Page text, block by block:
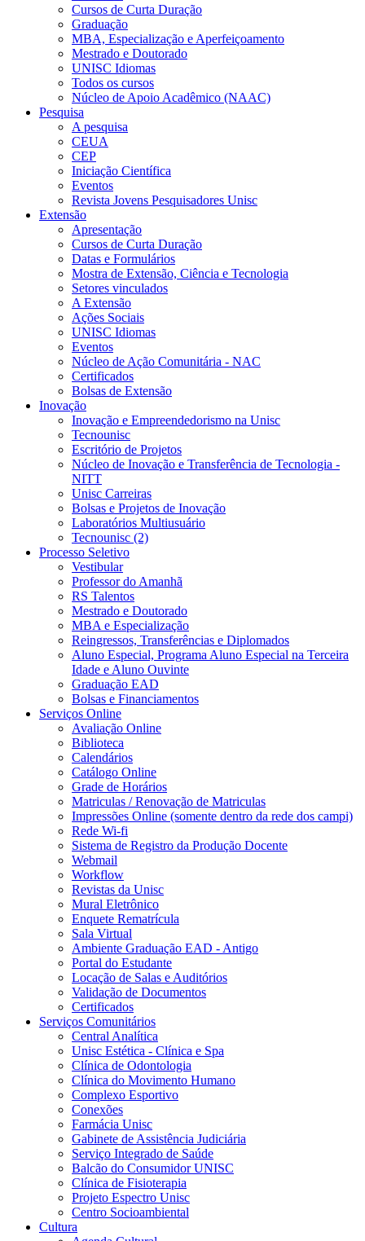
Cursos de Curta Duração
Graduação
MBA, Especialização e Aperfeiçoamento
Mestrado e Doutorado
UNISC Idiomas
Todos os cursos
Núcleo de Apoio Acadêmico (NAAC)
Pesquisa
A pesquisa
CEUA
CEP
Iniciação Científica
Eventos
Revista Jovens Pesquisadores Unisc
Extensão
Apresentação
Cursos de Curta Duração
Datas e Formulários
Mostra de Extensão, Ciência e Tecnologia
Setores vinculados
A Extensão
Ações Sociais
UNISC Idiomas
Eventos
Núcleo de Ação Comunitária - NAC
Certificados
Bolsas de Extensão
Inovação
Inovação e Empreendedorismo na Unisc
Tecnounisc
Escritório de Projetos
Núcleo de Inovação e Transferência de Tecnologia -
NITT
Unisc Carreiras
Bolsas e Projetos de Inovação
Laboratórios Multiusuário
Tecnounisc (2)
Processo Seletivo
Vestibular
Professor do Amanhã
RS Talentos
Mestrado e Doutorado
MBA e Especialização
Reingressos, Transferências e Diplomados
Aluno Especial, Programa Aluno Especial na Terceira
Idade e Aluno Ouvinte
Graduação EAD
Bolsas e Financiamentos
Serviços Online
Avaliação Online
Biblioteca
Calendários
Catálogo Online
Grade de Horários
Matriculas / Renovação de Matriculas
Impressões Online (somente dentro da rede dos campi)
Rede Wi-fi
Sistema de Registro da Produção Docente
Webmail
Workflow
Revistas da Unisc
Mural Eletrônico
Enquete Rematrícula
Sala Virtual
Ambiente Graduação EAD - Antigo
Portal do Estudante
Locação de Salas e Auditórios
Validação de Documentos
Certificados
Serviços Comunitários
Central Analítica
Unisc Estética - Clínica e Spa
Clínica de Odontologia
Clínica do Movimento Humano
Complexo Esportivo
Conexões
Farmácia Unisc
Gabinete de Assistência Judiciária
Serviço Integrado de Saúde
Balcão do Consumidor UNISC
Clínica de Fisioterapia
Projeto Espectro Unisc
Centro Socioambiental
Cultura